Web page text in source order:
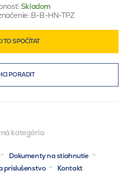
Skladom
B-B-HN-TPZ
TO SPOČÍTAT
PORADIT
kategória
Dokumenty na stiahnutie
príslušenstvo
Kontakt